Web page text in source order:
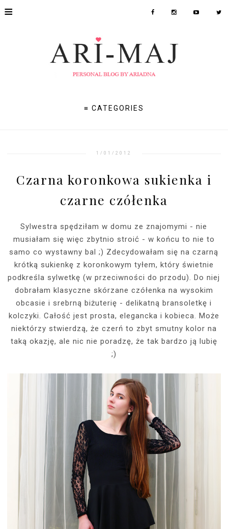
≡
≡ CATEGORIES
1/01/2012
Czarna koronkowa sukienka i
czarne czółenka
Sylwestra spędziłam w domu ze znajomymi - nie
musiałam się więc zbytnio stroić - w końcu to nie to
samo co wystawny bal ;) Zdecydowałam się na czarną
krótką sukienkę z koronkowym tyłem, który świetnie
podkreśla sylwetkę (w przeciwności do przodu). Do niej
dobrałam klasyczne skórzane czółenka na wysokim
obcasie i srebrną biżuterię - delikatną bransoletkę i
kolczyki. Całość jest prosta, elegancka i kobieca. Może
niektórzy stwierdzą, że czerń to zbyt smutny kolor na
taką okazję, ale nic nie poradzę, że tak bardzo ją lubię
;)